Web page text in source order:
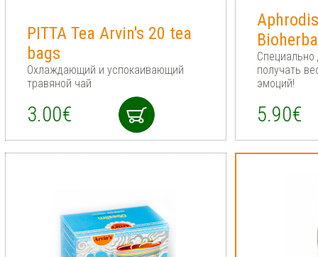
PITTA Tea Arvin's 20 tea
bags
Охлаждающий и успокаивающий
травяной чай
3.00€
Специально
получать
эмоций!
5.90€